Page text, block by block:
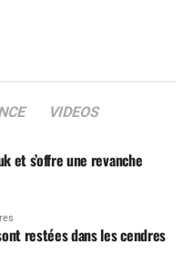
VIDEOS
et s’offre une revanche
restées dans les cendres